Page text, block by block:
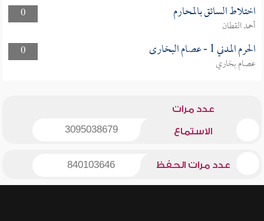
0
اختلاط السائق بالمحارم
أحمد القطان
0
الحرم المدني 1 - عصام البخارى
عصام بخاري
عدد مرات
الاستماع 3095038679
عدد مرات الحفظ 840103646